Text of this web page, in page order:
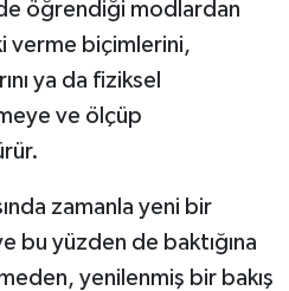
öğrendiği modlardan
verme biçimlerini,
ya da fiziksel
ve ölçüp
zamanla yeni bir
bu yüzden de baktığına
yenilenmiş bir bakış